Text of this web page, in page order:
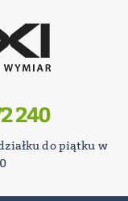
240
do piątku w